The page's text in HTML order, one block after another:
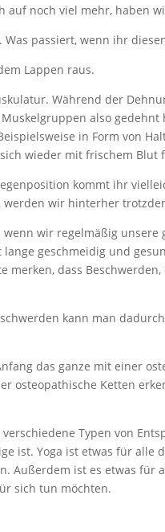
auf noch viel mehr, haben
passiert, wenn ihr
Lappen raus.
Während der
also
in Form von
wieder mit frischem Blut
kommt ihr
wir hinterher
wir regelmäßig unsere
geschmeidig und
merken, dass
kann man
das ganze mit einer
osteopathische Ketten
Typen von
ist. Yoga ist etwas für alle
Außerdem ist es etwas für
sich tun möchten.